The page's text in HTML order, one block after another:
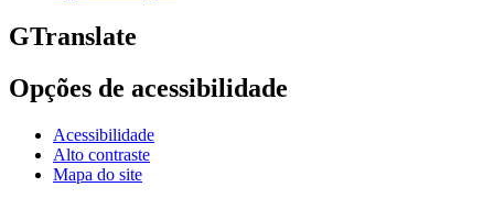
GTranslate
Opções de acessibilidade
Acessibilidade
Alto contraste
Mapa do site